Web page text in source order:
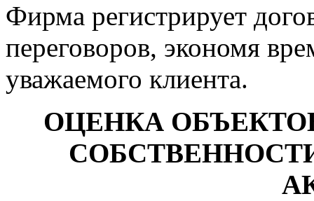
Фирма регистрирует
переговоров, экономя
уважаемого клиента.
ОЦЕНКА